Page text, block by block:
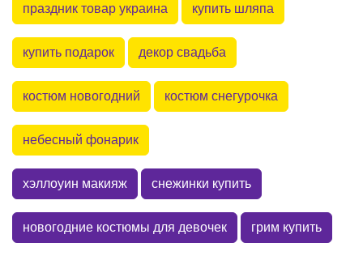
праздник товар украина купить шляпа
купить подарок декор свадьба
костюм новогодний костюм снегурочка
небесный фонарик
хэллоуин макияж снежинки купить
новогодние костюмы для девочек грим купить